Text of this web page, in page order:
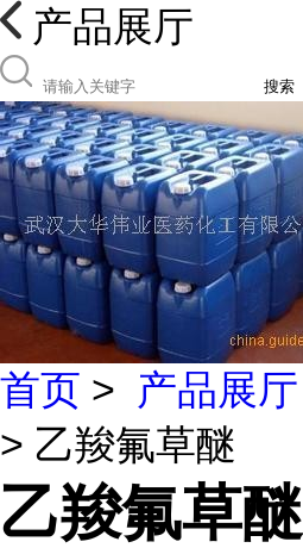
产品展厅
搜索
首页 > 产品展厅
> 乙羧氟草醚
乙羧氟草醚